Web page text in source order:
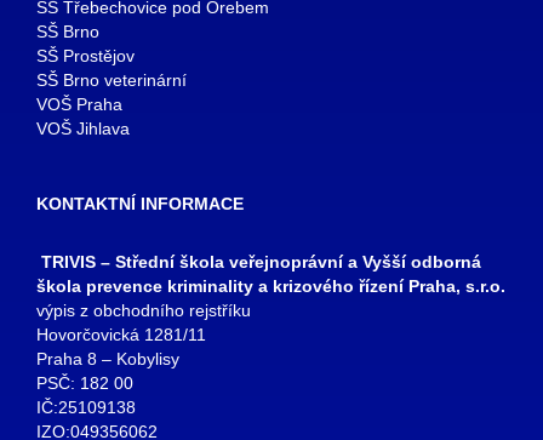
SŠ Třebechovice pod Orebem
SŠ Brno
SŠ Prostějov
SŠ Brno veterinární
VOŠ Praha
VOŠ Jihlava
KONTAKTNÍ INFORMACE
TRIVIS – Střední škola veřejnoprávní a Vyšší odborná
škola prevence kriminality a krizového řízení Praha, s.r.o.
výpis z obchodního rejstříku
Hovorčovická 1281/11
Praha 8 – Kobylisy
PSČ: 182 00
IČ:25109138
IZO:049356062